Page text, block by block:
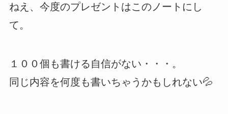
ねえ、今度のプレゼントはこのノートにし
て。
１００個も書ける自信がない・・・。
同じ内容を何度も書いちゃうかもしれない💦